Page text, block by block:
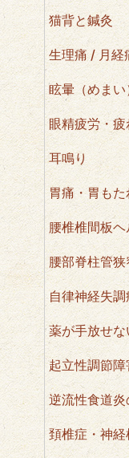
猫背と鍼灸
生理痛 / 月経
眩暈（めまい
眼精疲労・疲
耳鳴り
胃痛・胃もた
腰椎椎間板
腰部脊柱管
自律神経失
薬が手放せ
起立性調節障
逆流性食道炎
頚椎症・神